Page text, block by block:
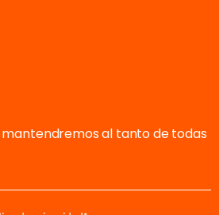
mantendremos al tanto de todas